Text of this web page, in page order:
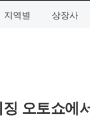
지역별 상장사
오토쇼에